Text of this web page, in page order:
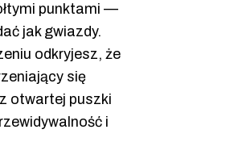
punktami —
jak gwiazdy.
odkryjesz, że
się
otwartej puszki
i